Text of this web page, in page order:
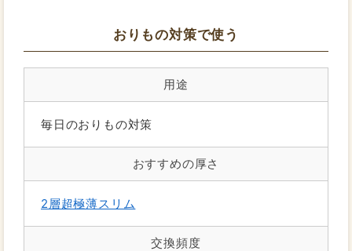
おりもの対策で使う
用途
毎日のおりもの対策
おすすめの厚さ
2層超極薄スリム
交換頻度